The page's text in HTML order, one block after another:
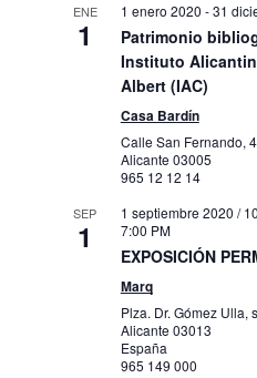
ENE
1
1 enero 2020 -31
Patrimonio
Instituto
Albert (IAC)
Casa Bardín
Calle San Fernando,
Alicante 03005
965 12 12 14
SEP
1
1 septiembre 2020 /
7:00 PM
EXPOSICIÓN
Marq
Plza. Dr. Gómez Ulla,
Alicante 03013
España
965 149 000